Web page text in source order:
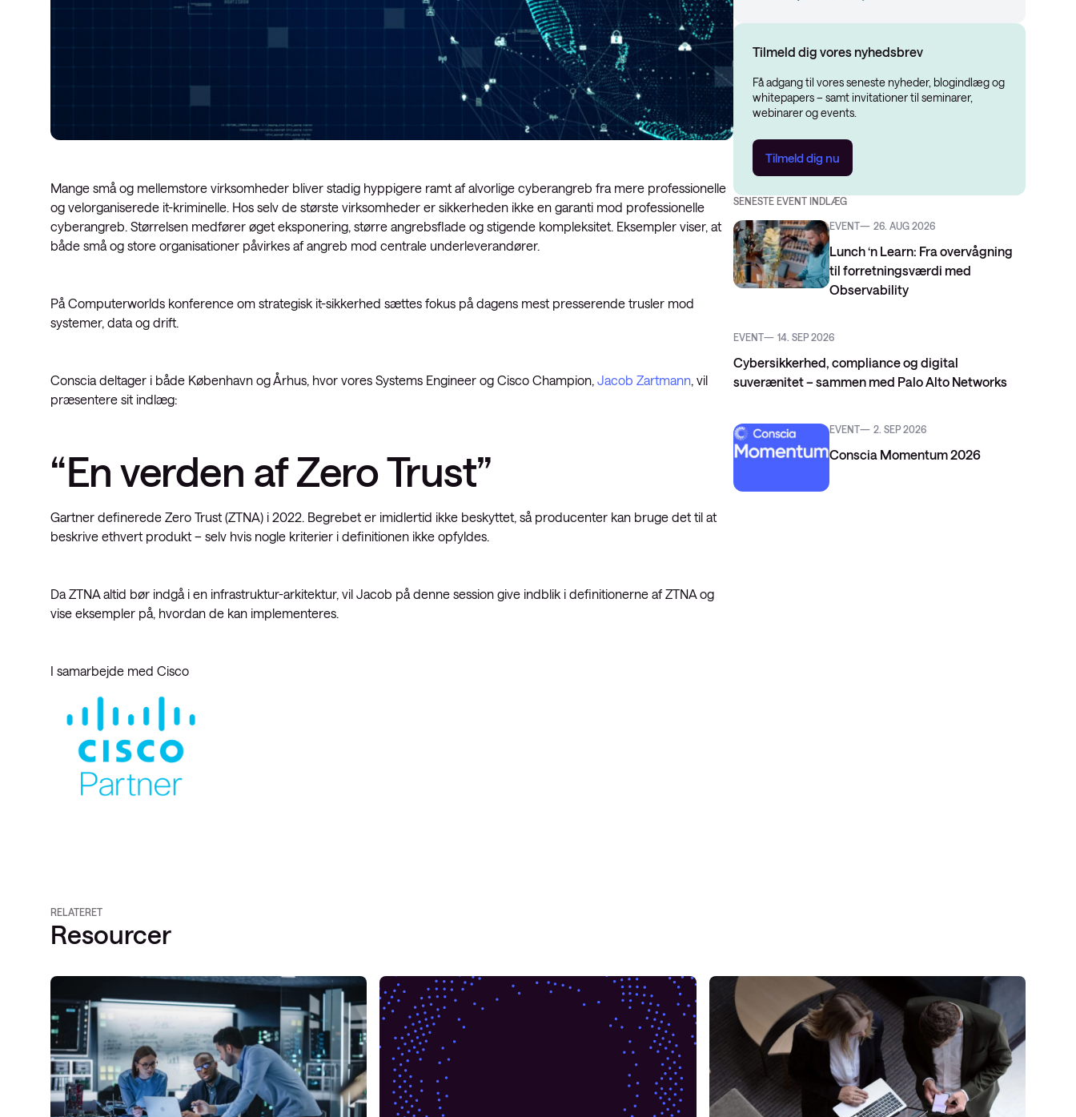
Mange små og mellemstore virksomheder bliver stadig hyppigere ramt af alvorlige cyberangreb fra mere professionelle
og velorganiserede it-kriminelle. Hos selv de største virksomheder er sikkerheden ikke en garanti mod professionelle
cyberangreb. Størrelsen medfører øget eksponering, større angrebsflade og stigende kompleksitet. Eksempler viser, at
både små og store organisationer påvirkes af angreb mod centrale underleverandører.
På Computerworlds konference om strategisk it-sikkerhed sættes fokus på dagens mest presserende trusler mod
systemer, data og drift.
Conscia deltager i både København og Århus, hvor vores Systems Engineer og Cisco Champion, Jacob Zartmann, vil
præsentere sit indlæg:
“En verden af Zero Trust”
Gartner definerede Zero Trust (ZTNA) i 2022. Begrebet er imidlertid ikke beskyttet, så producenter kan bruge det til at
beskrive ethvert produkt – selv hvis nogle kriterier i definitionen ikke opfyldes.
Da ZTNA altid bør indgå i en infrastruktur-arkitektur, vil Jacob på denne session give indblik i definitionerne af ZTNA og
vise eksempler på, hvordan de kan implementeres.
I samarbejde med Cisco
Tilmeld dig vores nyhedsbrev
Få adgang til vores seneste nyheder, blogindlæg og
whitepapers – samt invitationer til seminarer,
webinarer og events.
Tilmeld dig nu
SENESTE EVENT INDLÆG
EVENT 26. AUG 2026
Lunch ‘n Learn: Fra overvågning
til forretningsværdi med
Observability
EVENT 14. SEP 2026
Cybersikkerhed, compliance og digital
suverænitet – sammen med Palo Alto Networks
EVENT 2. SEP 2026
Conscia Momentum 2026
RELATERET
Resourcer